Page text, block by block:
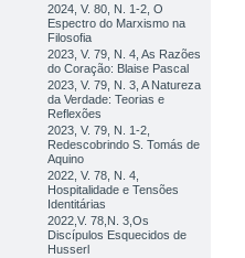
2024, V. 80, N. 1-2, O
Espectro do Marxismo na
Filosofia
2023, V. 79, N. 4, As Razões
do Coração: Blaise Pascal
2023, V. 79, N. 3, A Natureza
da Verdade: Teorias e
Reflexões
2023, V. 79, N. 1-2,
Redescobrindo S. Tomás de
Aquino
2022, V. 78, N. 4,
Hospitalidade e Tensões
Identitárias
2022,V. 78,N. 3,Os
Discípulos Esquecidos de
Husserl